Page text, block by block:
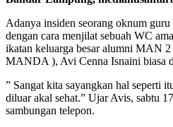
Adanya insiden seorang oknum
dengan cara menjilat sebuah WC
ikatan keluarga besar alumni MAN
MANDA ), Avi Cenna Isnaini biasa
” Sangat kita sayangkan hal seperti
diluar akal sehat.” Ujar Avis, sabtu
sambungan telepon.